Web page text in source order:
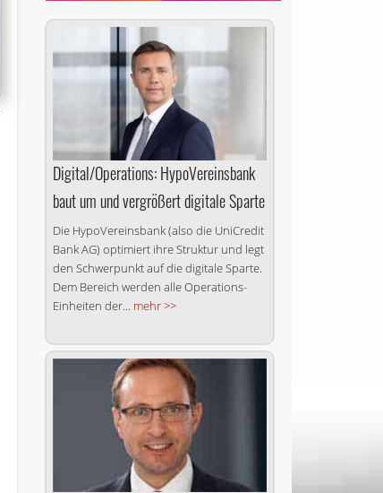
Digital/Operations: HypoVereinsbank
baut um und vergrößert digitale Sparte
Die HypoVereinsbank (also die UniCredit
Bank AG) optimiert ihre Struktur und legt
den Schwerpunkt auf die digitale Sparte.
Dem Bereich werden alle Operations-
Einheiten der... mehr >>